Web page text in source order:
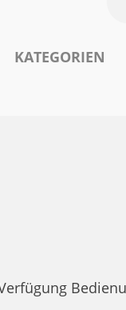
KATEGORIEN